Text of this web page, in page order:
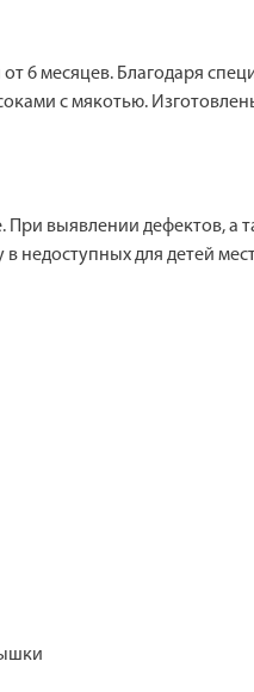
6 месяцев. Благодаря
с мякотью.
выявлении дефектов, а
недоступных для детей